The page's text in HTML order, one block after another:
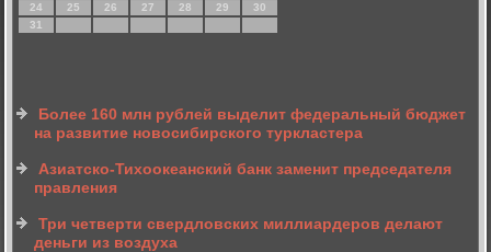
24
25 26 27 28 29
30
31
Более 160 млн рублей выделит федеральный бюджет
на развитие новосибирского туркластера
Азиатско-Тихоокеанский банк заменит председателя
правления
Три четверти свердловских миллиардеров делают
деньги из воздуха